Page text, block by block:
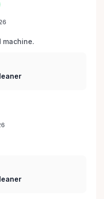
machine.